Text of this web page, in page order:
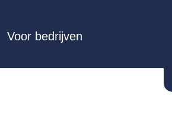
Voor bedrijven